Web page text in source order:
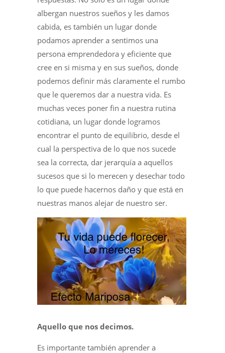
albergan nuestros sueños y les damos
cabida, es también un lugar donde
podamos aprender a sentimos una
persona emprendedora y eficiente que
cree en si misma y en sus sueños, donde
podemos definir más claramente el rumbo
que le queremos dar a nuestra vida. Es
muchas veces poner fin a nuestra rutina
cotidiana, un lugar donde logramos
encontrar el punto de equilibrio, desde el
cual la perspectiva de lo que nos sucede
sea la correcta, dar jerarquía a aquellos
sucesos que si lo merecen y desechar todo
lo que puede hacernos daño y que está en
nuestras manos alejar de nuestro ser.
Aquello que nos decimos.
Es importante también aprender a